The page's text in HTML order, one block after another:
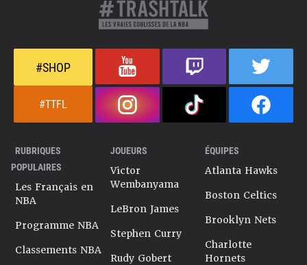
#SHOP
#TTFL
RUBRIQUES
POPULAIRES
Les Français en
NBA
Programme NBA
Classements NBA
JOUEURS
Victor
Wembanyama
LeBron James
Stephen Curry
Rudy Gobert
ÉQUIPES
Atlanta Hawks
Boston Celtics
Brooklyn Nets
Charlotte
Hornets